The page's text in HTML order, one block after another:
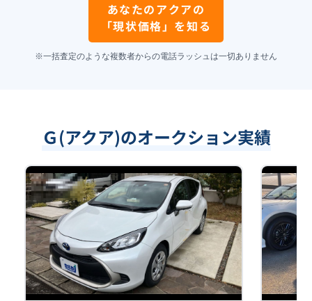
あなたのアクアの
「現状価格」を知る
※一括査定のような複数者からの電話ラッシュは一切ありません
Ｇ(アクア)のオークション実績